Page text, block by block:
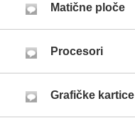
Matične ploče
Procesori
Grafičke kartice